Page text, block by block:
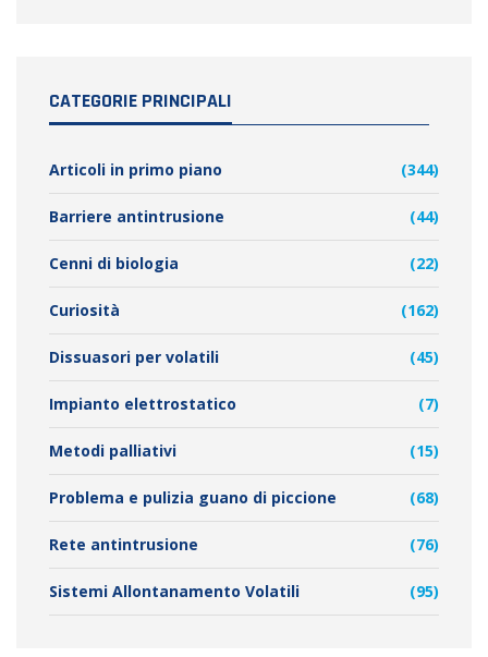
CATEGORIE PRINCIPALI
Articoli in primo piano (344)
Barriere antintrusione (44)
Cenni di biologia (22)
Curiosità (162)
Dissuasori per volatili (45)
Impianto elettrostatico (7)
Metodi palliativi (15)
Problema e pulizia guano di piccione (68)
Rete antintrusione (76)
Sistemi Allontanamento Volatili (95)